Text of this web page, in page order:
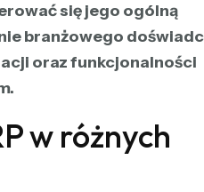
się jego ogólną
branżowego
oraz funkcjonalności
w różnych